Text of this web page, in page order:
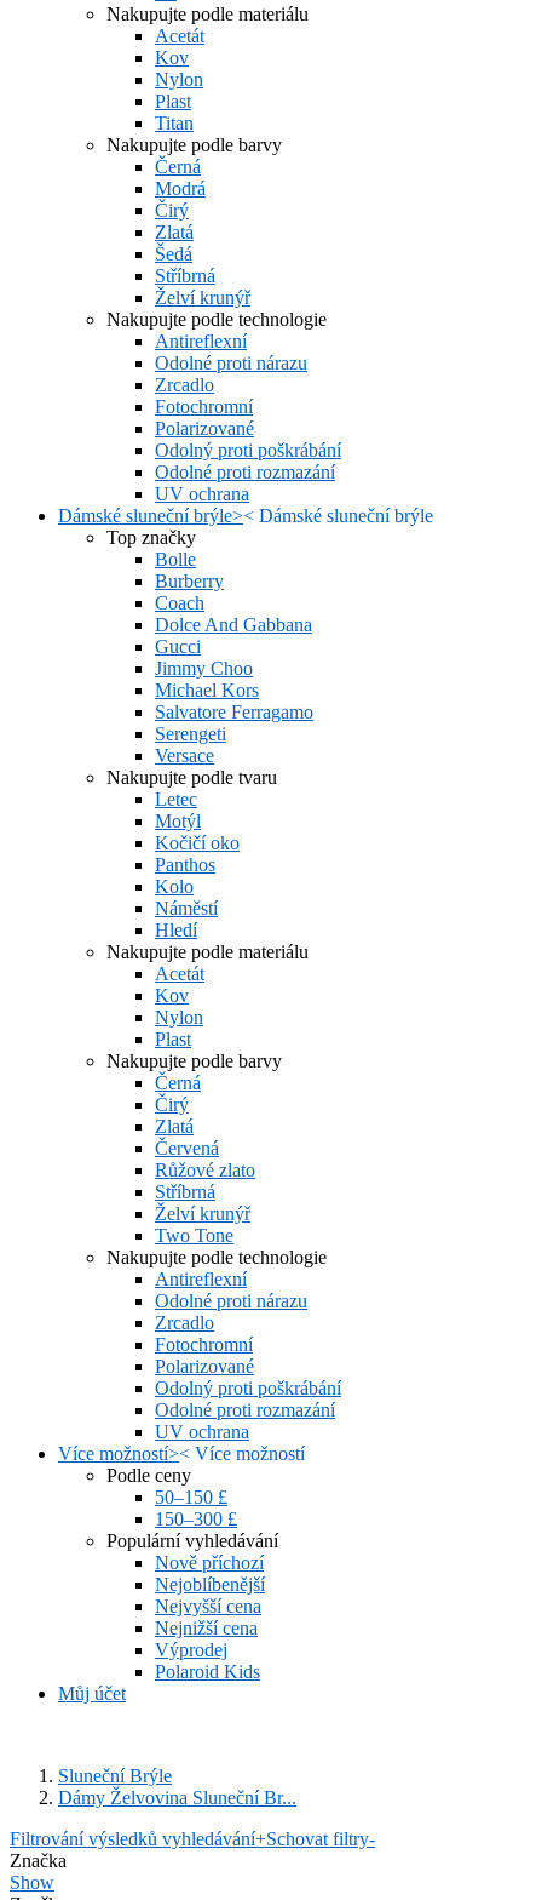
Nakupujte podle materiálu
Acetát
Kov
Nylon
Plast
Titan
Nakupujte podle barvy
Černá
Modrá
Čirý
Zlatá
Šedá
Stříbrná
Želví krunýř
Nakupujte podle technologie
Antireflexní
Odolné proti nárazu
Zrcadlo
Fotochromní
Polarizované
Odolný proti poškrábání
Odolné proti rozmazání
UV ochrana
Dámské sluneční brýle>< Dámské sluneční brýle
Top značky
Bolle
Burberry
Coach
Dolce And Gabbana
Gucci
Jimmy Choo
Michael Kors
Salvatore Ferragamo
Serengeti
Versace
Nakupujte podle tvaru
Letec
Motýl
Kočičí oko
Panthos
Kolo
Náměstí
Hledí
Nakupujte podle materiálu
Acetát
Kov
Nylon
Plast
Nakupujte podle barvy
Černá
Čirý
Zlatá
Červená
Růžové zlato
Stříbrná
Želví krunýř
Two Tone
Nakupujte podle technologie
Antireflexní
Odolné proti nárazu
Zrcadlo
Fotochromní
Polarizované
Odolný proti poškrábání
Odolné proti rozmazání
UV ochrana
Více možností>< Více možností
Podle ceny
50–150 £
150–300 £
Populární vyhledávání
Nově příchozí
Nejoblíbenější
Nejvyšší cena
Nejnižší cena
Výprodej
Polaroid Kids
Můj účet
Sluneční Brýle
Dámy Želvovina Sluneční Br...
Filtrování výsledků vyhledávání+Schovat filtry-
Značka
Show